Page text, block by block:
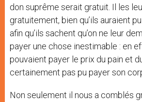
don suprême serait gratuit. Il les
gratuitement, bien qu’ils auraient
afin qu’ils sachent qu’on ne leur
payer une chose inestimable : en
pouvaient payer le prix du pain et
certainement pas pu payer son
Non seulement il nous a comblés